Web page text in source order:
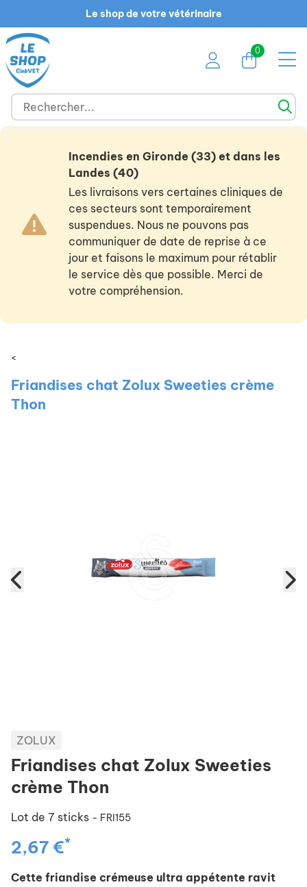
Le shop de votre vétérinaire
0
Incendies en Gironde (33) et dans les
Landes (40)
Les livraisons vers certaines cliniques de
ces secteurs sont temporairement
suspendues. Nous ne pouvons pas
communiquer de date de reprise à ce
jour et faisons le maximum pour rétablir
le service dès que possible. Merci de
votre compréhension.
<
Friandises chat Zolux Sweeties crème
Thon
ZOLUX
Friandises chat Zolux Sweeties
crème Thon
Lot de 7 sticks - FRI155
2,67 €*
Cette friandise crémeuse ultra appétente ravit